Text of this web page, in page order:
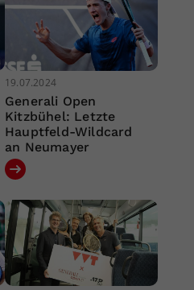
19.07.2024
Generali Open
Kitzbühel: Letzte
Hauptfeld-Wildcard
an Neumayer